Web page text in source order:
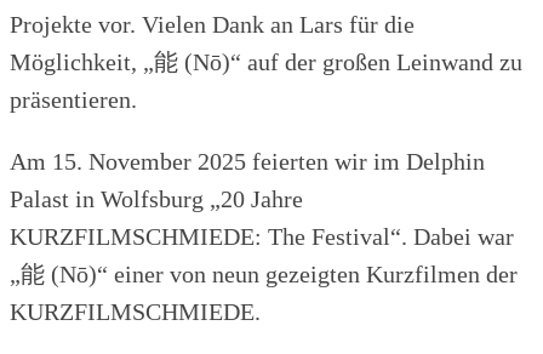
Projekte vor. Vielen Dank an Lars für die
Möglichkeit, „能 (Nō)“ auf der großen Leinwand zu
präsentieren.
Am 15. November 2025 feierten wir im Delphin
Palast in Wolfsburg „20 Jahre
KURZFILMSCHMIEDE: The Festival“. Dabei war
„能 (Nō)“ einer von neun gezeigten Kurzfilmen der
KURZFILMSCHMIEDE.